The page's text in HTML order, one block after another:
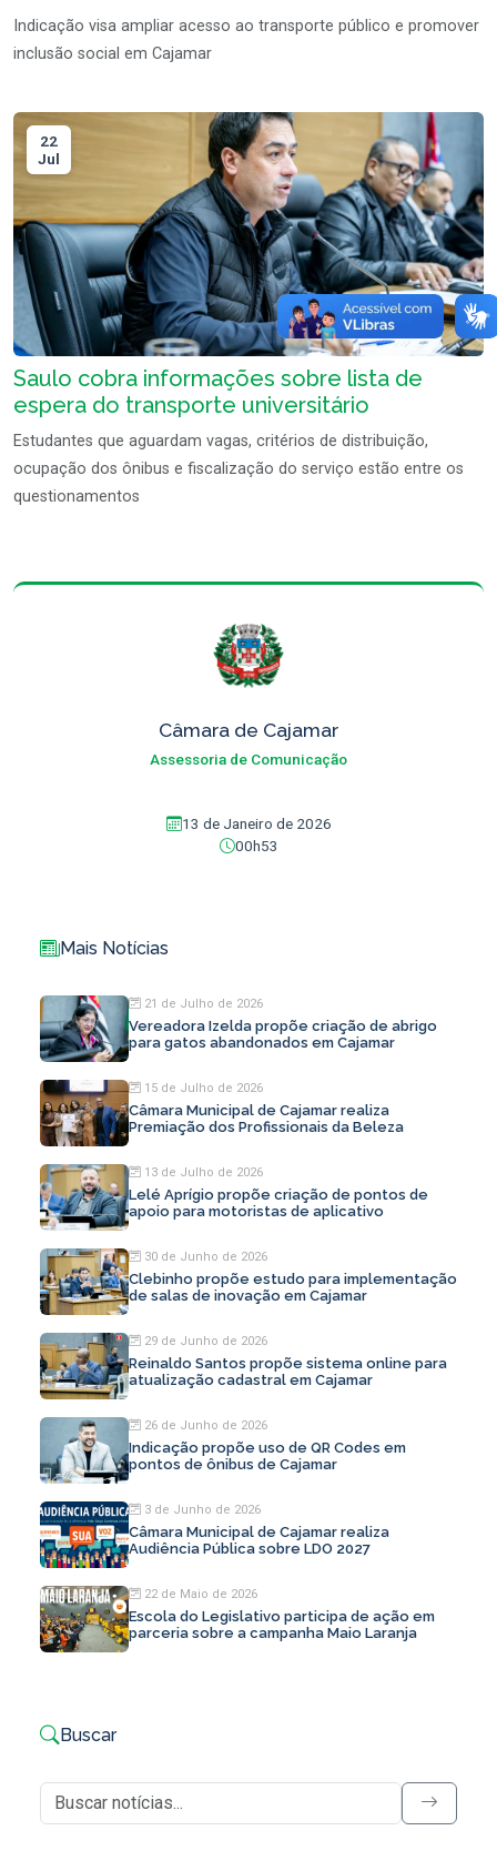
Indicação visa ampliar acesso ao transporte público e promover
inclusão social em Cajamar
22
Jul
Saulo cobra informações sobre lista de
espera do transporte universitário
Estudantes que aguardam vagas, critérios de distribuição,
ocupação dos ônibus e fiscalização do serviço estão entre os
questionamentos
Câmara de Cajamar
Assessoria de Comunicação
13 de Janeiro de 2026
00h53
Mais Notícias
21 de Julho de 2026
Vereadora Izelda propõe criação de abrigo
para gatos abandonados em Cajamar
15 de Julho de 2026
Câmara Municipal de Cajamar realiza
Premiação dos Profissionais da Beleza
13 de Julho de 2026
Lelé Aprígio propõe criação de pontos de
apoio para motoristas de aplicativo
30 de Junho de 2026
Clebinho propõe estudo para implementação
de salas de inovação em Cajamar
29 de Junho de 2026
Reinaldo Santos propõe sistema online para
atualização cadastral em Cajamar
26 de Junho de 2026
Indicação propõe uso de QR Codes em
pontos de ônibus de Cajamar
3 de Junho de 2026
Câmara Municipal de Cajamar realiza
Audiência Pública sobre LDO 2027
22 de Maio de 2026
Escola do Legislativo participa de ação em
parceria sobre a campanha Maio Laranja
Buscar